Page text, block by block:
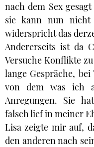
nach dem Sex
sie kann nun
widerspricht das
Andererseits ist da
Versuche Konflikte
lange Gespräche,
von dem was ich
Anregungen. Sie
falsch lief in meiner
Lisa zeigte mir auf,
den anderen nach